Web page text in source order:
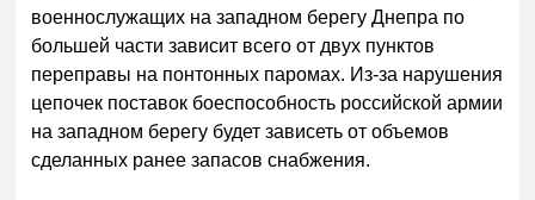
военнослужащих на западном берегу Днепра по
большей части зависит всего от двух пунктов
переправы на понтонных паромах. Из-за нарушения
цепочек поставок боеспособность российской армии
на западном берегу будет зависеть от объемов
сделанных ранее запасов снабжения.